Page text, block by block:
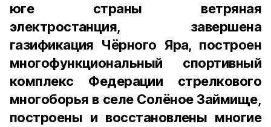
юге страны ветряная
электростанция, завершена
газификация Чёрного Яра, построен
многофункциональный спортивный
комплекс Федерации стрелкового
многоборья в селе Солёное Займище,
построены и восстановлены многие